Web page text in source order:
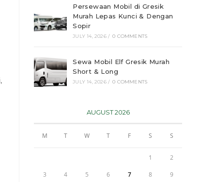
Persewaan Mobil di Gresik
Murah Lepas Kunci & Dengan
Sopir
JULY 14, 2026 / 0 COMMENTS
Sewa Mobil Elf Gresik Murah
Short & Long
JULY 14, 2026 / 0 COMMENTS
AUGUST 2026
M T W T F S S
1 2
3 4 5 6 7 8 9